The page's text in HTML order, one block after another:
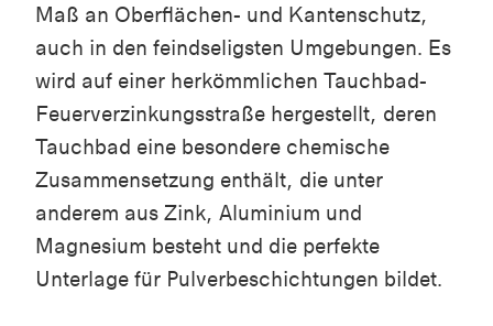
Maß an Oberflächen- und Kantenschutz,
auch in den feindseligsten Umgebungen. Es
wird auf einer herkömmlichen Tauchbad-
Feuerverzinkungsstraße hergestellt, deren
Tauchbad eine besondere chemische
Zusammensetzung enthält, die unter
anderem aus Zink, Aluminium und
Magnesium besteht und die perfekte
Unterlage für Pulverbeschichtungen bildet.